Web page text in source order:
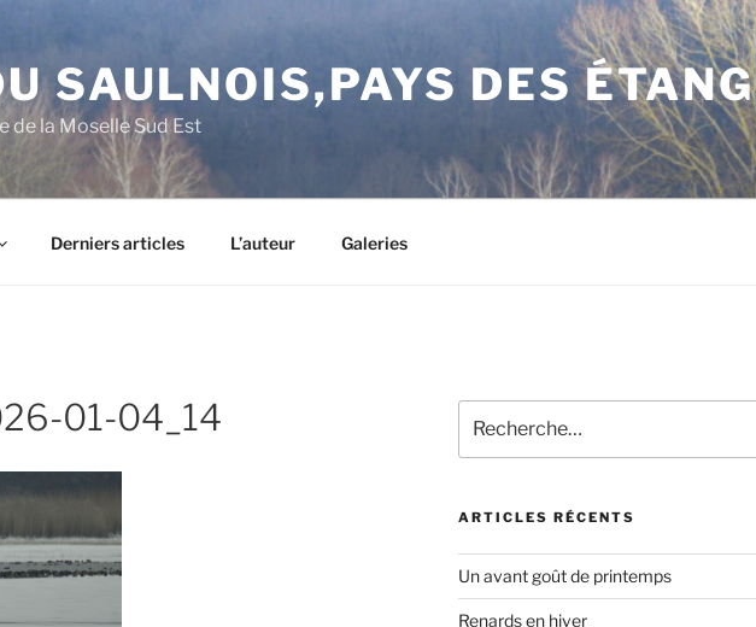
SAULNOIS,PAYS DES
de la Moselle Sud Est
Derniers articles L’auteur Galeries
01-04_14
pour
:
ARTICLES RÉCENTS
Un avant goût de printemps
Renards en hiver